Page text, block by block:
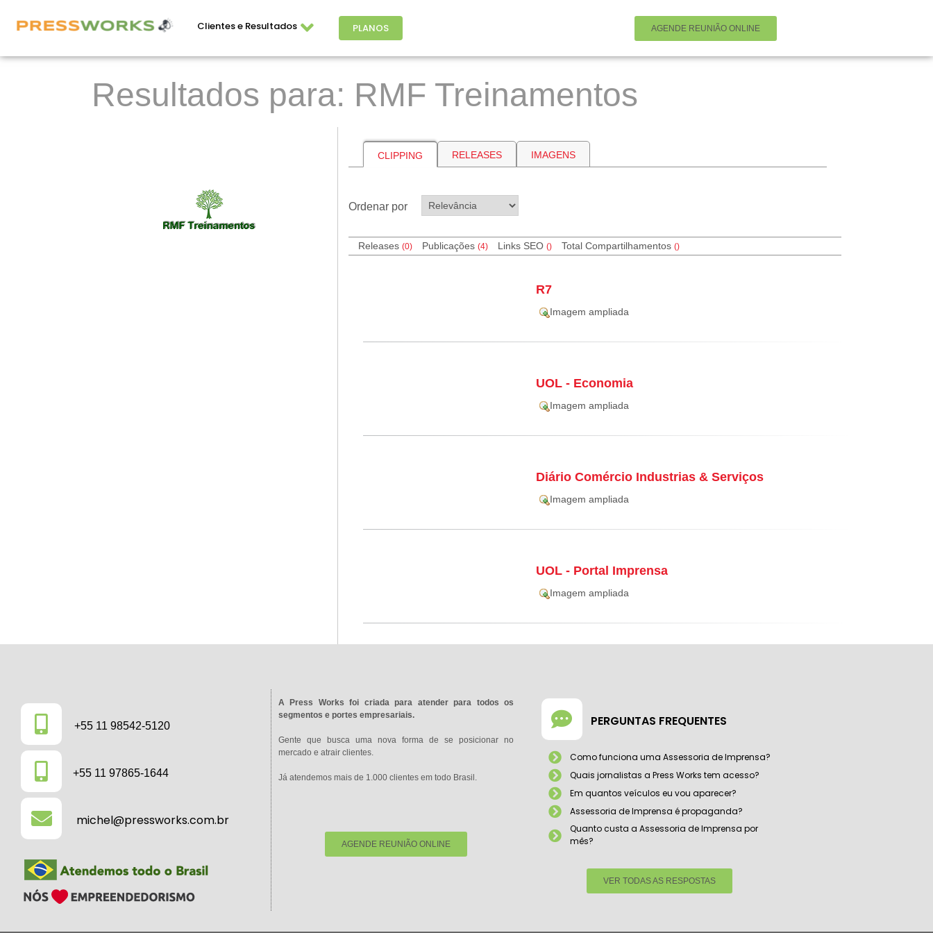
Clientes e Resultados PLANOS AGENDE REUNIÃO ONLINE
Resultados para: RMF Treinamentos
CLIPPING RELEASES IMAGENS
Ordenar por
Releases(0) Publicações(4) Links SEO() Total Compartilhamentos()
R7
Imagem ampliada
UOL - Economia
Imagem ampliada
Diário Comércio Industrias & Serviços
Imagem ampliada
UOL - Portal Imprensa
Imagem ampliada
+55 11 98542-5120
+55 11 97865-1644
michel@pressworks.com.br
A Press Works foi criada para atender para todos os
segmentos e portes empresariais.
Gente que busca uma nova forma de se posicionar no
mercado e atrair clientes.
Já atendemos mais de 1.000 clientes em todo Brasil.
AGENDE REUNIÃO ONLINE
PERGUNTAS FREQUENTES
Como funciona uma Assessoria de Imprensa?
Quais jornalistas a Press Works tem acesso?
Em quantos veículos eu vou aparecer?
Assessoria de Imprensa é propaganda?
Quanto custa a Assessoria de Imprensa por
mês?
VER TODAS AS RESPOSTAS